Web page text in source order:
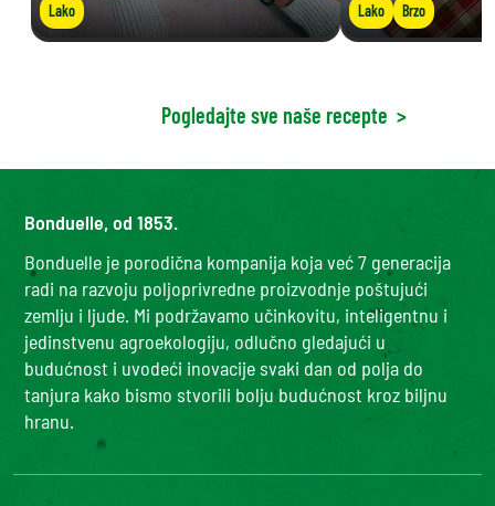
Lako Lako Brzo
Pogledajte sve naše recepte >
Bonduelle, od 1853.
Bonduelle je porodična kompanija koja već 7 generacija
radi na razvoju poljoprivredne proizvodnje poštujući
zemlju i ljude. Mi podržavamo učinkovitu, inteligentnu i
jedinstvenu agroekologiju, odlučno gledajući u
budućnost i uvodeći inovacije svaki dan od polja do
tanjura kako bismo stvorili bolju budućnost kroz biljnu
hranu.